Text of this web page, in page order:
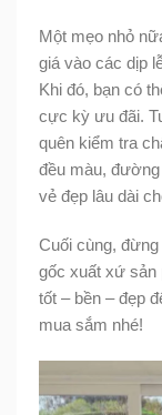
Một mẹo nhỏ
giá vào các dịp
Khi đó, bạn có
cực kỳ ưu đãi.
quên kiểm tra
đều màu,
vẻ đẹp lâu dài
Cuối cùng,
gốc xuất xứ sản
tốt – bền – đẹp
mua sắm nhé!